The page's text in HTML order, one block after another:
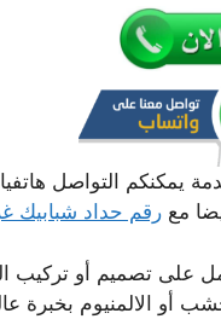
يمكنكم التواصل
مع رقم حداد شبابيك
على تصميم أو تركيب
أو الالمنيوم بخبرة